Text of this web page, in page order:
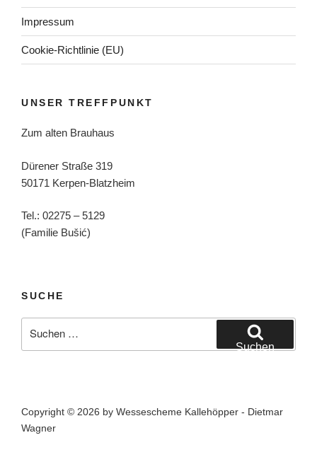
Impressum
Cookie-Richtlinie (EU)
UNSER TREFFPUNKT
Zum alten Brauhaus
Dürener Straße 319
50171 Kerpen-Blatzheim
Tel.: 02275 – 5129
(Familie Bušić)
SUCHE
Suchen
Copyright © 2026 by Wessescheme Kallehöpper - Dietmar
Wagner